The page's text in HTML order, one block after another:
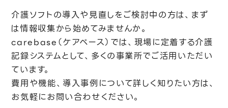
介護ソフトの導入や見直しをご検討中の方は、まず
は情報収集から始めてみませんか。
carebase（ケアベース）では、現場に定着する介護
記録システムとして、多くの事業所でご活用いただい
ています。
費用や機能、導入事例について詳しく知りたい方は、
お気軽にお問い合わせください。